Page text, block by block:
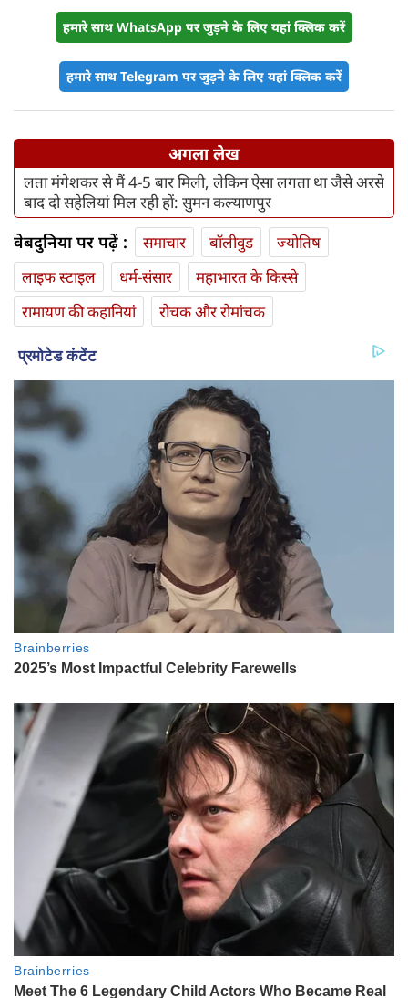
हमारे साथ WhatsApp पर जुड़ने के लिए यहां क्लिक करें
हमारे साथ Telegram पर जुड़ने के लिए यहां क्लिक करें
अगला लेख
लता मंगेशकर से मैं 4-5 बार मिली, लेकिन ऐसा लगता था जैसे अरसे
बाद दो सहेलियां मिल रही हों: सुमन कल्याणपुर
वेबदुनिया पर पढ़ें : समाचार बॉलीवुड
ज्योतिष
लाइफ स्‍टाइल
धर्म-संसार
महाभारत के किस्से
रामायण की कहानियां
रोचक और रोमांचक